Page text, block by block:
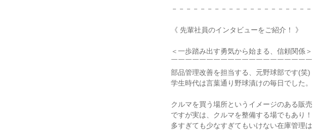
－－－－－－－－－－－－－－－－－－－－
《 先輩社員のインタビューをご紹介！ 》
＜一歩踏み出す勇気から始まる、信頼関係＞
￣￣￣￣￣￣￣￣￣￣￣￣￣￣￣￣￣￣￣￣
部品管理改善を担当する、元野球部です(笑)
学生時代は言葉通り野球漬けの毎日でした。
クルマを買う場所というイメージのある販売
ですが実は、クルマを整備する場でもあり！
多すぎても少なすぎてもいけない在庫管理は